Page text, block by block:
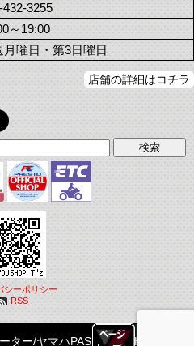
432-3255
～19:00
月曜日・第3日曜日
店舗の詳細はコチラ
シーポリシー
RSS
ー/ヤマハPASはYOUSHOP T'z|